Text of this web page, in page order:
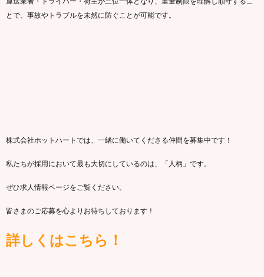
とで、 事故や トラブルを未然に防ぐことが可能です。
株式会社ホットハートでは、一緒に働いてくださる仲間を募集中です！
私たちが採用において最も大切にしているのは、「人柄」です。
ぜひ求人情報ページをご覧ください。
皆さまのご応募を心よりお待ちしております！
詳しくはこちら！